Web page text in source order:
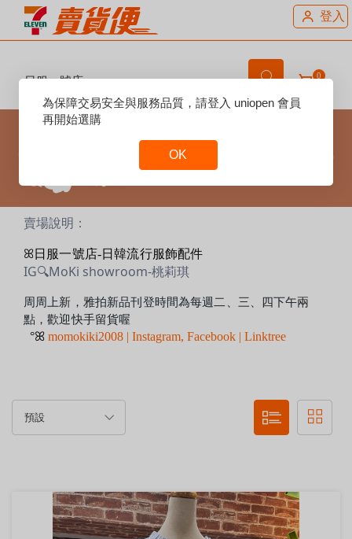
登入
日服一號店 0
賣場說明：
ꕤ日服一號店-日韓流行服飾配件
IG🔍MoKi showroom-桃莉琪
周周上新，雅拍新品刊登時間為每週二、三、四下午兩
點，歡迎快手留貨喔
°ꕤ momokiki2008 | Instagram, Facebook | Linktree
Reset
Focus
為保障交易安全與服務品質，請登入 uniopen 會員
再開始選購
OK
Focus